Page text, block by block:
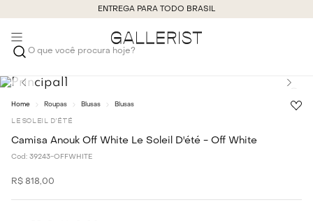
ENTREGA PARA TODO BRASIL
O que você procura hoje?
Roupas Blusas Blusas
LE SOLEIL D'ÉTÉ
Camisa Anouk Off White Le Soleil D'été - Off White
Cod: 39243-OFFWHITE
R$ 818,00